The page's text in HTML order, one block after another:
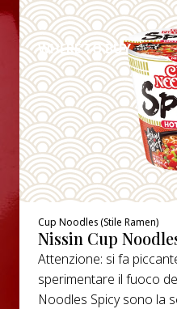
WHERE TO BUY
DETTAGLI
Cup Noodles (Stile Ramen)
Nissin Cup
Attenzione: si fa
sperimentare il fuoco
Noodles Spicy sono la